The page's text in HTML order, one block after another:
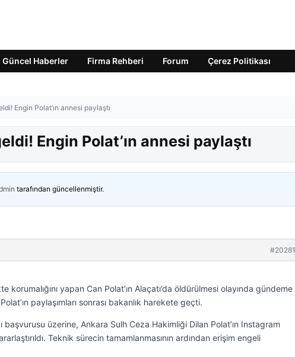
Güncel Haberler Firma Rehberi Forum Çerez Politikası
Engin Polat’ın annesi paylaştı
Engin Polat’ın annesi paylaştı
tarafından güncellenmiştir.
#20281
korumalığını yapan Can Polat’ın Alaçatı’da öldürülmesi olayında gündeme
paylaşımları sonrası bakanlık harekete geçti.
başvurusu üzerine, Ankara Sulh Ceza Hakimliği Dilan Polat’ın Instagram
Teknik sürecin tamamlanmasının ardından erişim engeli